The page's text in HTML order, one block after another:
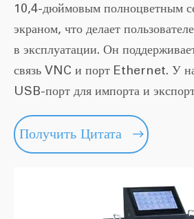
10,4-дюймовым полноцветным
экраном, что делает
в эксплуатации. Он
связь VNC и порт Ethernet. У
USB-порт для импорта и
Получить Цитата 